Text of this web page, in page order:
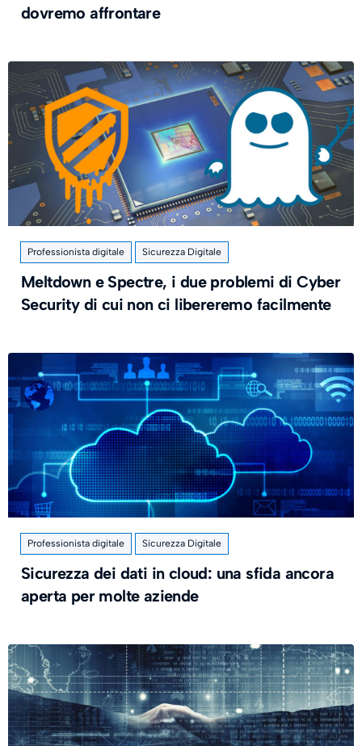
dovremo affrontare
Professionista digitale Sicurezza Digitale
Meltdown e Spectre, i due problemi di Cyber
Security di cui non ci libereremo facilmente
Professionista digitale Sicurezza Digitale
Sicurezza dei dati in cloud: una sfida ancora
aperta per molte aziende